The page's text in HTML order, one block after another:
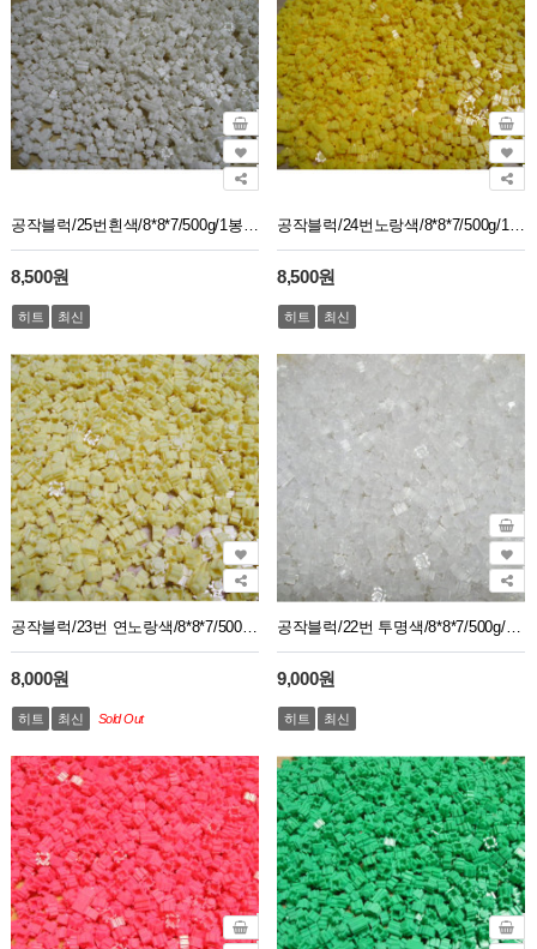
공작블럭/25번흰색/8*8*7/500g/1봉지약2750개
8,500원
히트 최신
공작블럭/24번노랑색/8*8*7/500g/1봉지약2750개
8,500원
히트 최신
공작블럭/23번 연노랑색/8*8*7/500g/1봉지약2750개
8,000원
히트 최신 Sold Out
공작블럭/22번 투명색/8*8*7/500g/1봉지약2750개
9,000원
히트 최신